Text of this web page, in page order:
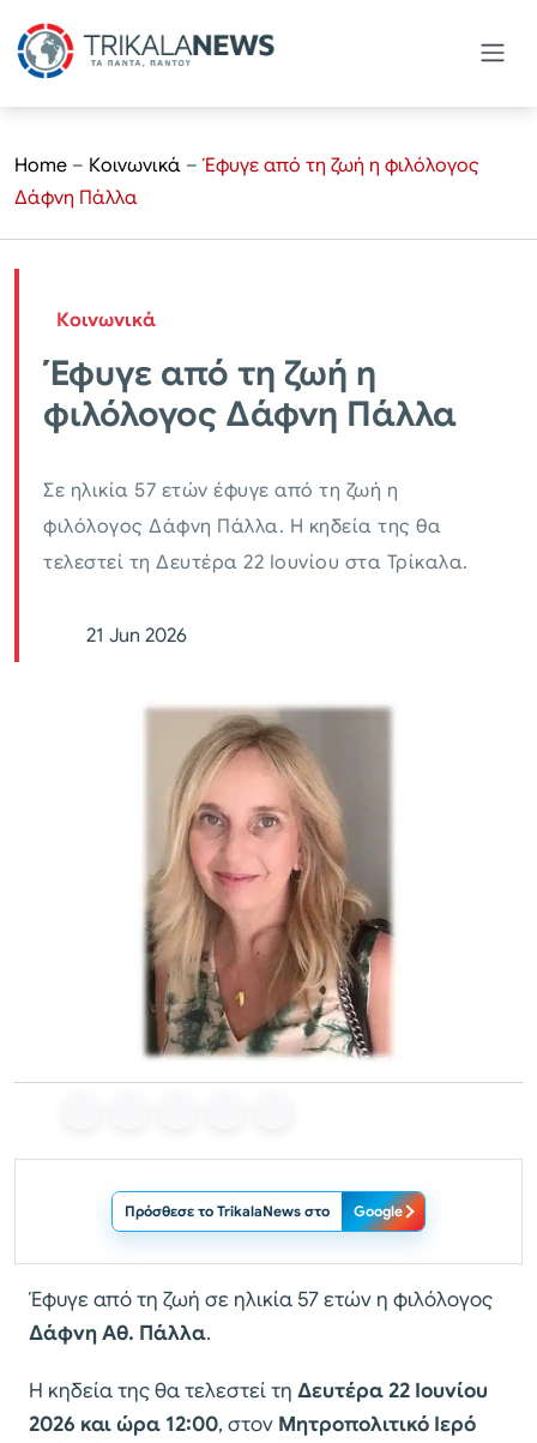
Home – Κοινωνικά – Έφυγε από τη ζωή η φιλόλογος
Δάφνη Πάλλα
Κοινωνικά
Έφυγε από τη ζωή η
φιλόλογος Δάφνη Πάλλα
Σε ηλικία 57 ετών έφυγε από τη ζωή η
φιλόλογος Δάφνη Πάλλα. Η κηδεία της θα
τελεστεί τη Δευτέρα 22 Ιουνίου στα Τρίκαλα.
21 Jun 2026
Πρόσθεσε το TrikalaNews στο Google
Έφυγε από τη ζωή σε ηλικία 57 ετών η φιλόλογος
Δάφνη Αθ. Πάλλα.
Η κηδεία της θα τελεστεί τη Δευτέρα 22 Ιουνίου
2026 και ώρα 12:00, στον Μητροπολιτικό Ιερό